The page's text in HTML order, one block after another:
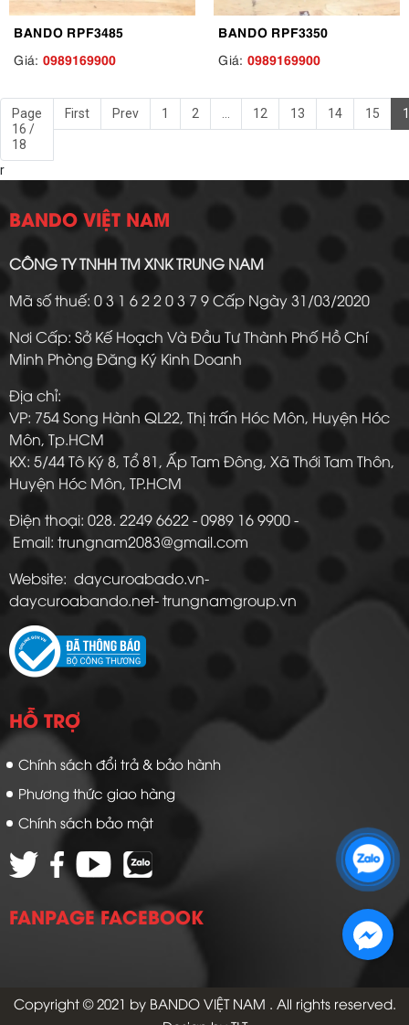
BANDO RPF3485
Giá: 0989169900
BANDO RPF3350
Giá: 0989169900
Page
16 /
18
First Prev 1 2 12 13 14 15
r
BANDO VIỆT NAM
CÔNG TY TNHH TM XNK TRUNG NAM
Mã số thuế: 0 3 1 6 2 2 0 3 7 9 Cấp Ngày 31/03/2020
Nơi Cấp: Sở Kế Hoạch Và Đầu Tư Thành Phố Hồ Chí
Minh Phòng Đăng Ký Kinh Doanh
Địa chỉ:
VP: 754 Song Hành QL22, Thị trấn Hóc Môn, Huyện Hóc
Môn, Tp.HCM
KX: 5/44 Tô Ký 8, Tổ 81, Ấp Tam Đông, Xã Thới Tam Thôn,
Huyện Hóc Môn, TP.HCM
Điện thoại: 028. 2249 6622 - 0989 16 9900 -
Email: trungnam2083@gmail.com
Website: daycuroabado.vn-
daycuroabando.net- trungnamgroup.vn
HỖ TRỢ
Chính sách đổi trả & bảo hành
Phương thức giao hàng
Chính sách bảo mật
FANPAGE FACEBOOK
Copyright © 2021 by BANDO VIỆT NAM . All rights reserved.
Zalo 2: 0972 14 9900